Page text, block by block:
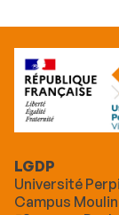
LGDP
Université
Campus